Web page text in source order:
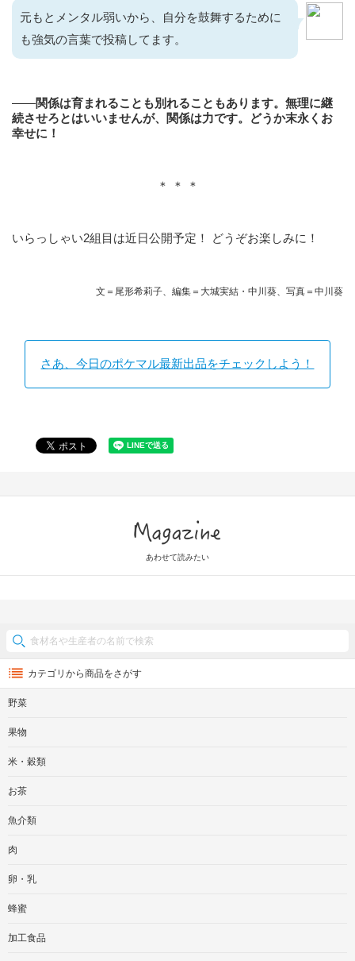
元もとメンタル弱いから、自分を鼓舞するために
も強気の言葉で投稿してます。
——関係は育まれることも別れることもあります。無理に継
続させろとはいいませんが、関係は力です。どうか末永くお
幸せに！
＊ ＊ ＊
いらっしゃい2組目は近日公開予定！ どうぞお楽しみに！
文＝尾形希莉子、編集＝大城実結・中川葵、写真＝中川葵
さあ、今日のポケマル最新出品をチェックしよう！
あわせて読みたい
カテゴリから商品をさがす
野菜
果物
米・穀類
お茶
魚介類
肉
卵・乳
蜂蜜
加工食品